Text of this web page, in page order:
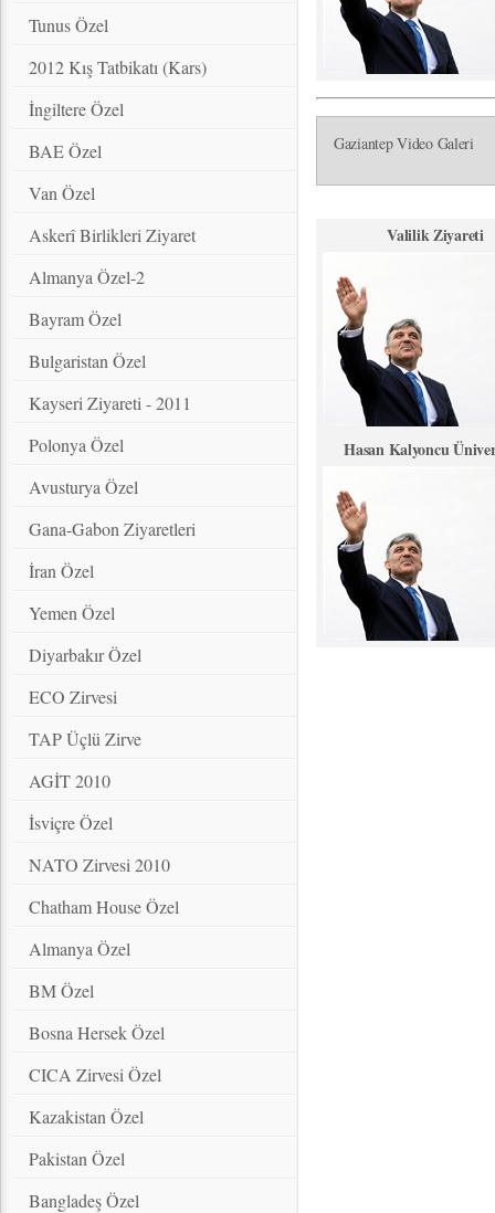
Tunus Özel
2012 Kış Tatbikatı (Kars)
İngiltere Özel
BAE Özel
Van Özel
Askerî Birlikleri Ziyaret
Almanya Özel-2
Bayram Özel
Bulgaristan Özel
Kayseri Ziyareti - 2011
Polonya Özel
Avusturya Özel
Gana-Gabon Ziyaretleri
İran Özel
Yemen Özel
Diyarbakır Özel
ECO Zirvesi
TAP Üçlü Zirve
AGİT 2010
İsviçre Özel
NATO Zirvesi 2010
Chatham House Özel
Almanya Özel
BM Özel
Bosna Hersek Özel
CICA Zirvesi Özel
Kazakistan Özel
Pakistan Özel
Bangladeş Özel
Gaziantep Video Galeri
Valilik Ziyareti
Hasan Kalyoncu